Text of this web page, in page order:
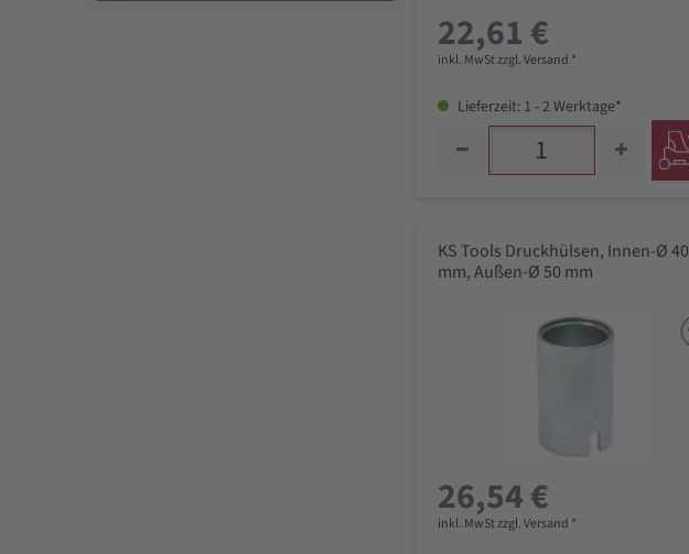
22,61 €
inkl. MwSt zzgl. Versand *
Lieferzeit: 1 - 2 Werktage*
KS Tools Druckhülsen, Innen-Ø 40
mm, Außen-Ø 50 mm
26,54 €
inkl. MwSt zzgl. Versand *